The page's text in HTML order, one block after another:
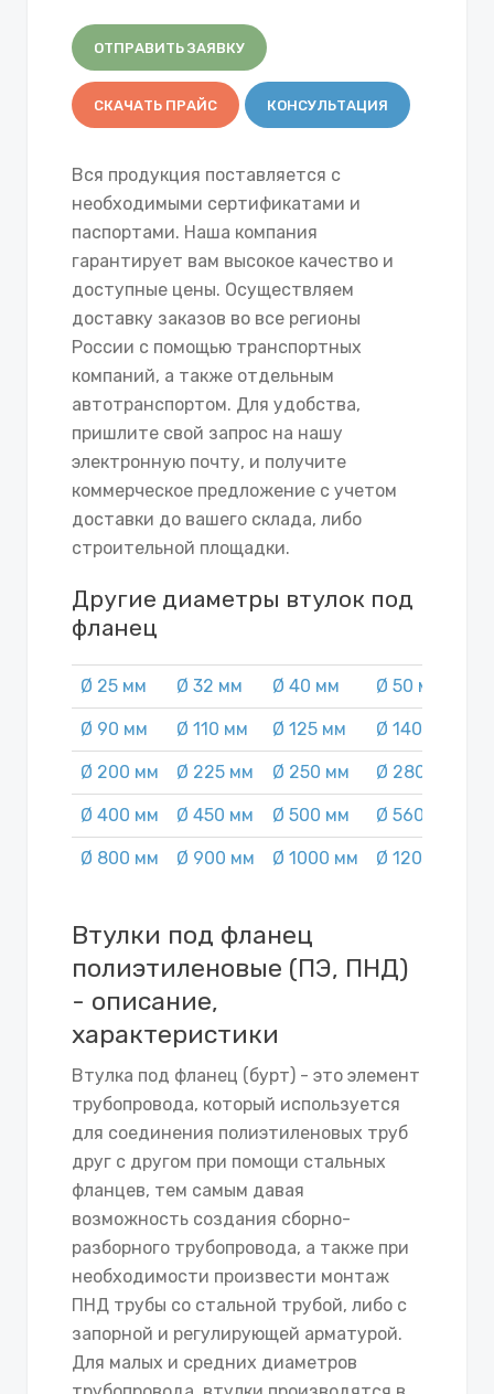
ОТПРАВИТЬ ЗАЯВКУ
СКАЧАТЬ ПРАЙС КОНСУЛЬТАЦИЯ
Вся продукция поставляется с
необходимыми сертификатами и
паспортами. Наша компания
гарантирует вам высокое качество и
доступные цены. Осуществляем
доставку заказов во все регионы
России с помощью транспортных
компаний, а также отдельным
автотранспортом. Для удобства,
пришлите свой запрос на нашу
электронную почту, и получите
коммерческое предложение с учетом
доставки до вашего склада, либо
строительной площадки.
Другие диаметры втулок под
фланец
Ø 25 мм Ø 32 мм Ø 40 мм Ø 50 мм
Ø 90 мм Ø 110 мм Ø 125 мм Ø 140 мм
Ø 200 мм Ø 225 мм Ø 250 мм Ø 280 мм
Ø 400 мм Ø 450 мм Ø 500 мм Ø 560 мм
Ø 800 мм Ø 900 мм Ø 1000 мм Ø 1200 мм
Втулки под фланец
полиэтиленовые (ПЭ, ПНД)
- описание,
характеристики
Втулка под фланец (бурт) - это элемент
трубопровода, который используется
для соединения полиэтиленовых труб
друг с другом при помощи стальных
фланцев, тем самым давая
возможность создания сборно-
разборного трубопровода, а также при
необходимости произвести монтаж
ПНД трубы со стальной трубой, либо с
запорной и регулирующей арматурой.
Для малых и средних диаметров